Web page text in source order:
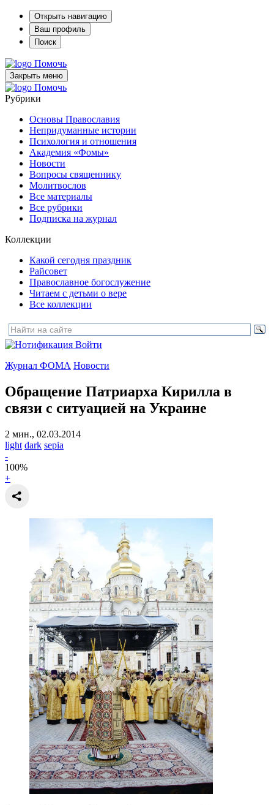
Открыть навигацию
Ваш профиль
Поиск
Помочь
Закрыть меню
Помочь
Рубрики
Основы Православия
Непридуманные истории
Психология и отношения
Академия «Фомы»
Новости
Вопросы священнику
Молитвослов
Все материалы
Все рубрики
Подписка на журнал
Коллекции
Какой сегодня праздник
Райсовет
Православное богослужение
Читаем с детьми о вере
Все коллекции
Войти
Журнал ФОМА Новости
Обращение Патриарха Кирилла в
связи с ситуацией на Украине
2 мин., 02.03.2014
light dark sepia
-
100%
+